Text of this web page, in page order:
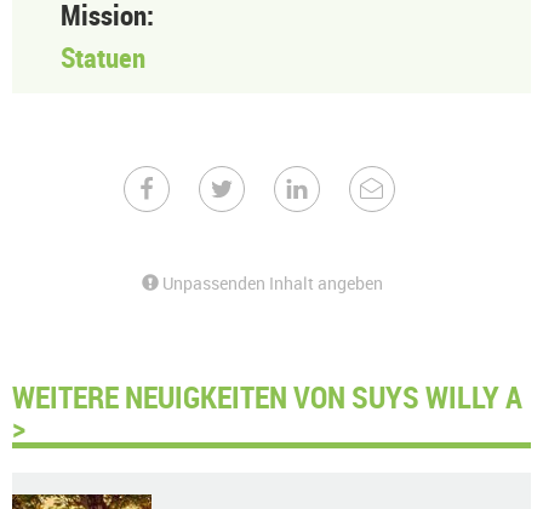
Mission:
Statuen
Unpassenden Inhalt angeben
WEITERE NEUIGKEITEN VON SUYS WILLY A
>